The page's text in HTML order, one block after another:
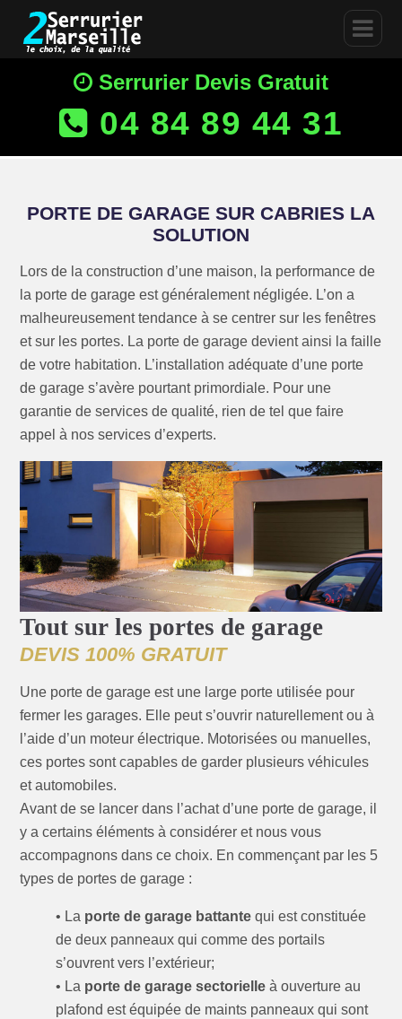
Serrurier Devis Gratuit
04 84 89 44 31
PORTE DE GARAGE SUR CABRIES LA
SOLUTION
Lors de la construction d’une maison, la performance de
la porte de garage est généralement négligée. L’on a
malheureusement tendance à se centrer sur les fenêtres
et sur les portes. La porte de garage devient ainsi la faille
de votre habitation. L’installation adéquate d’une porte
de garage s’avère pourtant primordiale. Pour une
garantie de services de qualité, rien de tel que faire
appel à nos services d’experts.
Tout sur les portes de garage
DEVIS 100% GRATUIT
Une porte de garage est une large porte utilisée pour
fermer les garages. Elle peut s’ouvrir naturellement ou à
l’aide d’un moteur électrique. Motorisées ou manuelles,
ces portes sont capables de garder plusieurs véhicules
et automobiles.
Avant de se lancer dans l’achat d’une porte de garage, il
y a certains éléments à considérer et nous vous
accompagnons dans ce choix. En commençant par les 5
types de portes de garage :
• La porte de garage battante qui est constituée
de deux panneaux qui comme des portails
s’ouvrent vers l’extérieur;
• La porte de garage sectorielle à ouverture au
plafond est équipée de maints panneaux qui sont